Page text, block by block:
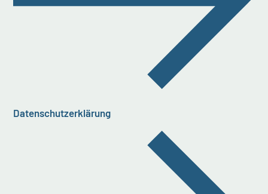
Datenschutzerklärung